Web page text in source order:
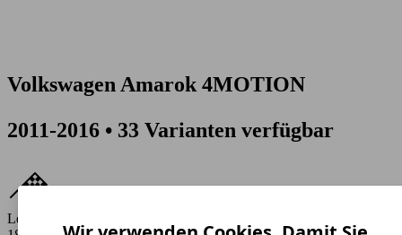
Volkswagen Amarok 4MOTION
2011-2016 • 33 Varianten verfügbar
Leistung